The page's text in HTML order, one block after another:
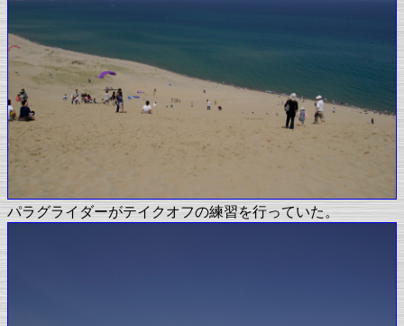
パラグライダーがテイクオフの練習を行っていた。